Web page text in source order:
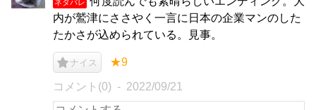
ネタバレ
内が鷲津にささやく一言に日本の企業マンのした
たかさが込められている。見事。
ナイス ★9
コメント(0) 2022/09/21